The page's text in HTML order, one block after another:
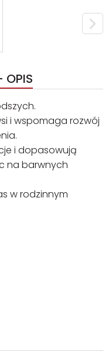
OPIS
i wspomaga rozwój
i dopasowują
na barwnych
w rodzinnym